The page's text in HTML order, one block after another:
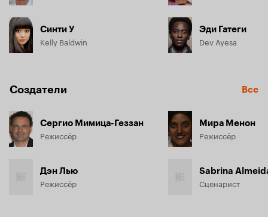
Синти У
Kelly Baldwin
Эди Гатеги
Dev Ayesa
Создатели Все
Сергио Мимица-Геззан
Режиссёр
Дэн Лью
Режиссёр
Мира Менон
Режиссёр
Sabrina
Сценарист